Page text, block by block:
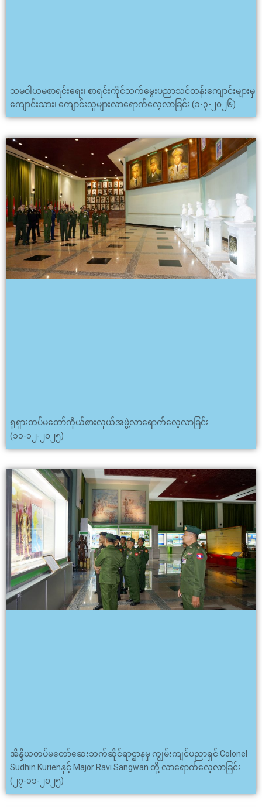
သမဝါယမစာရင်းရေး၊ စာရင်းကိုင်သက်မွေးပညာသင်တန်းကျောင်းများမှ
ကျောင်းသား၊ ကျောင်းသူများလာရောက်လေ့လာခြင်း (၁-၃-၂၀၂၆)
ရုရှားတပ်မတော်ကိုယ်စားလှယ်အဖွဲ့လာရောက်လေ့လာခြင်း
(၁၁-၁၂-၂၀၂၅)
အိန္ဒိယတပ်မတော်ဆေးဘက်ဆိုင်ရာဌာနမှ ကျွမ်းကျင်ပညာရှင် Colonel
Sudhin Kurienနှင့် Major Ravi Sangwan တို့ လာရောက်လေ့လာခြင်း
(၂၇-၁၁-၂၀၂၅)